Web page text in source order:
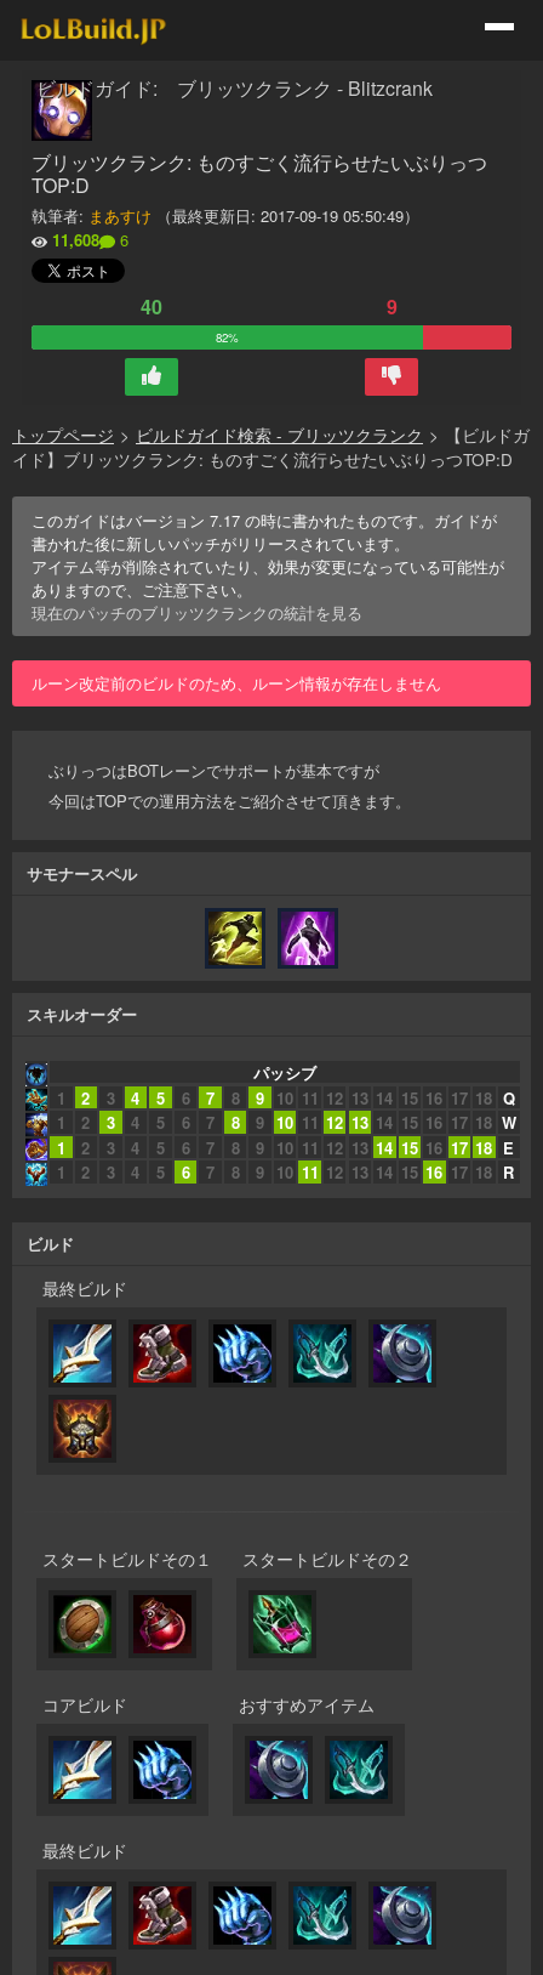
ビルドガイド: ブリッツクランク - Blitzcrank
ブリッツクランク: ものすごく流行らせたいぶりっつ
TOP:D
執筆者: まあすけ （最終更新日: 2017-09-19 05:50:49）
11,608
6
40 9
82%
トップページ > ビルドガイド検索 - ブリッツクランク >
【ビルドガ
イド】ブリッツクランク: ものすごく流行らせたいぶりっつTOP:D
このガイドはバージョン7.17 の時に書かれたものです。ガイドが
書かれた後に新しいパッチがリリースされています。
アイテム等が削除されていたり、効果が変更になっている可能性が
ありますので、ご注意下さい。
現在のパッチのブリッツクランクの統計を見る
ルーン改定前のビルドのため、ルーン情報が存在しません
ぶりっつはBOTレーンでサポートが基本ですが
今回はTOPでの運用方法をご紹介させて頂きます。
サモナースペル
スキルオーダー
パッシブ
1
2 3 4 5 6 7 8 9 10 11 12 13 14 15 16 17 18 Q
1
2 3 4 5 6 7 8 9 10 11 12 13 14 15 16 17 18 W
1
2 3 4 5 6 7 8 9 10 11 12 13 14 15 16 17 18 E
1
2 3 4 5 6 7 8 9 10 11 12 13 14 15 16 17 18 R
ビルド
最終ビルド
スタートビルドその１ スタートビルドその２
コアビルド おすすめアイテム
最終ビルド